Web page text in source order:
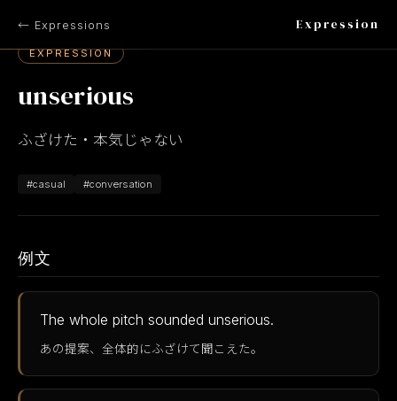
← Expressions Expression
EXPRESSION
unserious
ふざけた・本気じゃない
#casual #conversation
例文
The whole pitch sounded unserious.
あの提案、全体的にふざけて聞こえた。